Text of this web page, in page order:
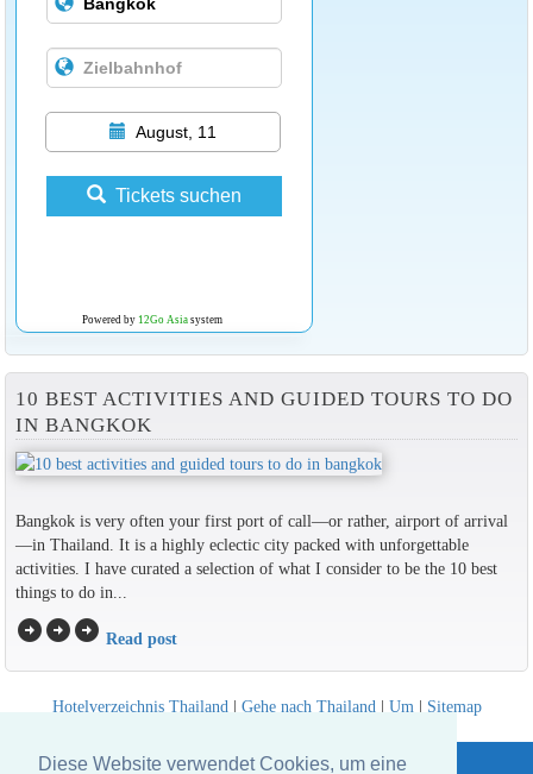
Diese Website verwendet Cookies, um eine
August, 11
Tickets suchen
Powered by 12Go Asiasystem
10 BEST ACTIVITIES AND GUIDED TOURS TO DO
IN BANGKOK
Bangkok is very often your first port of call—or rather, airport of arrival
—in Thailand. It is a highly eclectic city packed with unforgettable
activities. I have curated a selection of what I consider to be the 10 best
things to do in...
arrow_circle_rightarrow_circle_rightarrow_circle_right Read post
Hotelverzeichnis Thailand | Gehe nach Thailand | Um | Sitemap